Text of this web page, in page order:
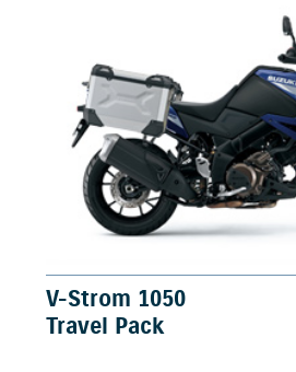
V-Strom 1050
Travel Pack